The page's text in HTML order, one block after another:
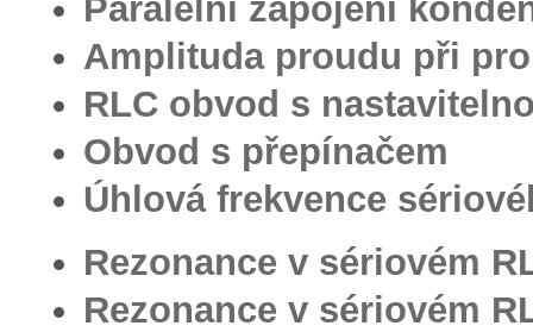
Paralelní zapojení
Amplituda proudu při
RLC obvod s
Obvod s přepínačem
Úhlová frekvence
Rezonance v sériovém
Rezonance v sériovém